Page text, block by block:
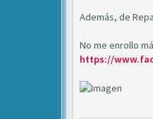
Además, de
No me enrollo
https://